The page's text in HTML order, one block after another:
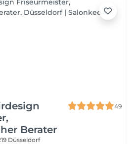
Berater
49
Düsseldorf